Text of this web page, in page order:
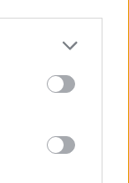
more Google
may click to
party tags to
below Google